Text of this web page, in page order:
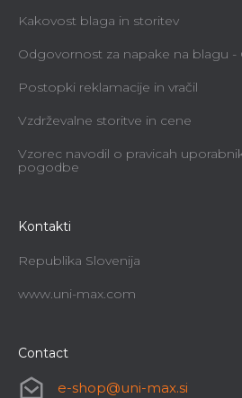
Kakovost blaga in storitev
Odgovornost za napake na blagu -
Postopki reklamacije in vračil
Vzdrževalne storitve in cene
Vzorec navodil o pravicah
pogodbe
Kontakti
Republika Slovenija
www.uni-max.com
Contact
e-shop@uni-max.si